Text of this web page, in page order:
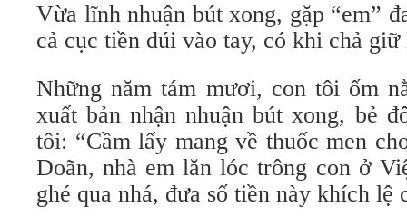
Vừa lĩnh nhuận bút xong, gặp “em”
cả cục tiền dúi vào tay, có khi chả giữ
Những năm tám mươi, con tôi ốm
xuất bản nhận nhuận bút xong, bẻ
tôi: “Cầm lấy mang về thuốc men
Doãn, nhà em lăn lóc trông con ở
ghé qua nhá, đưa số tiền này khích lệ